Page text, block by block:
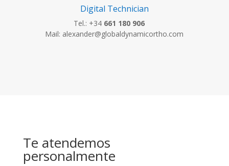
Digital Technician
Tel.: +34 661 180 906
Mail: alexander@globaldynamicortho.com
Te atendemos
personalmente